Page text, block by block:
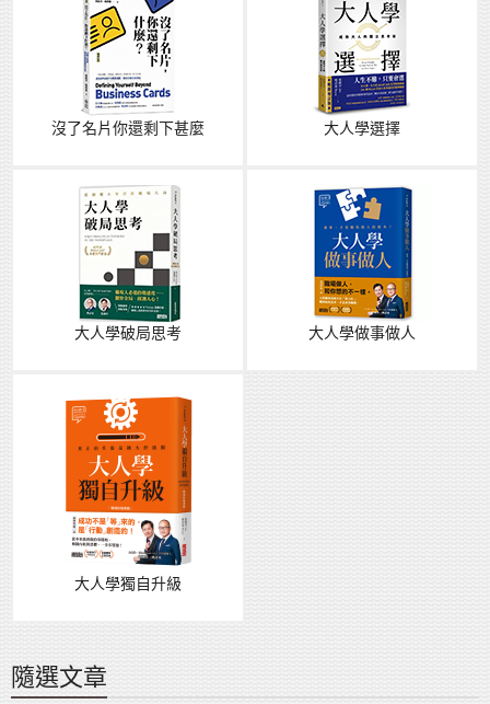
沒了名片你還剩下甚麼 大人學選擇
大人學破局思考 大人學做事做人
大人學獨自升級
隨選文章